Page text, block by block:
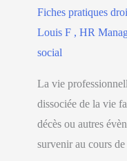
Fiches pratiques
Louis F , HR
social
La vie
dissociée de la vie
décès ou autres
survenir au cours